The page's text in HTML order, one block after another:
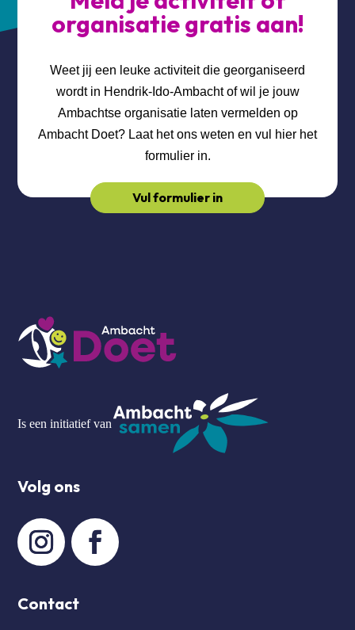
organisatie gratis aan!
Weet jij een leuke activiteit die georganiseerd
wordt in Hendrik-Ido-Ambacht of wil je jouw
Ambachtse organisatie laten vermelden op
Ambacht Doet? Laat het ons weten en vul hier het
formulier in.
Vul formulier in
Is een initiatief van
Volg ons
Contact